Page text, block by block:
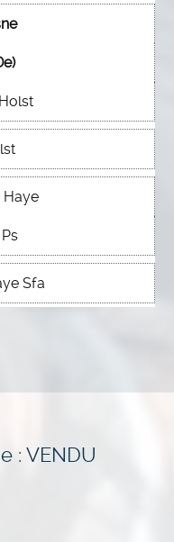
Haye
Sfa
: VENDU